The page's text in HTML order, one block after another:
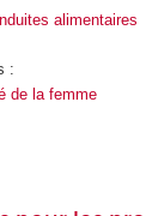
alimentaires
:
de la femme